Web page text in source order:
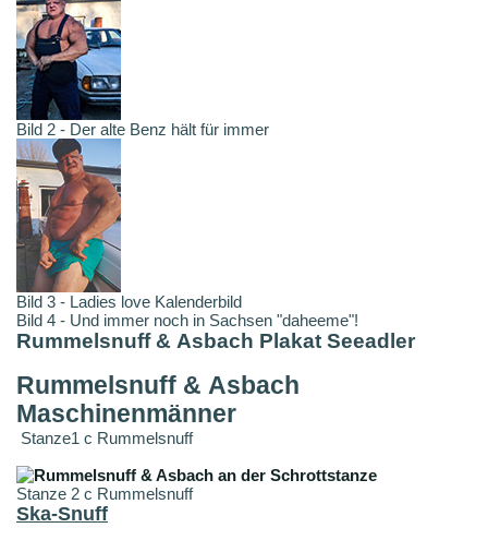
Bild 2 - Der alte Benz hält für immer
Bild 3 - Ladies love Kalenderbild
Bild 4 - Und immer noch in Sachsen "daheeme"!
Rummelsnuff & Asbach Plakat Seeadler
Rummelsnuff & Asbach
Maschinenmänner
Stanze1 c Rummelsnuff
Stanze 2 c Rummelsnuff
Ska-Snuff